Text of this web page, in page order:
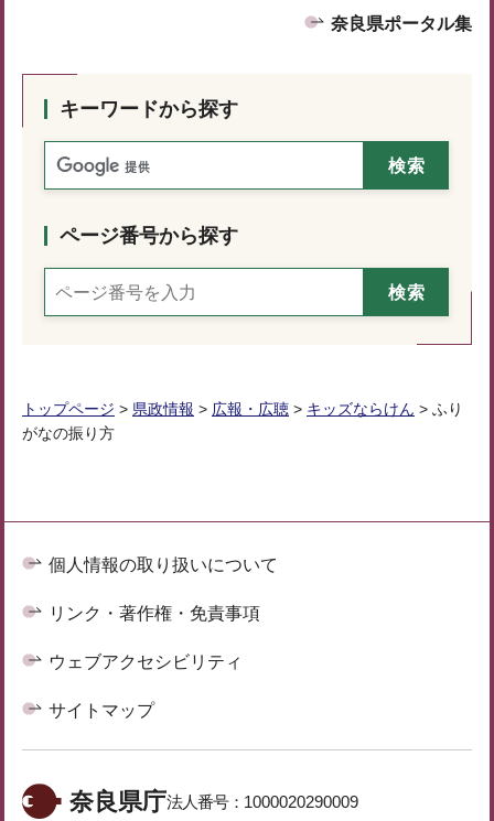
奈良県ポータル集
キーワードから探す
ページ番号から探す
トップページ > 県政情報 > 広報・広聴 > キッズならけん > ふり
がなの振り方
個人情報の取り扱いについて
リンク・著作権・免責事項
ウェブアクセシビリティ
サイトマップ
奈良県庁法人番号： 1000020290009